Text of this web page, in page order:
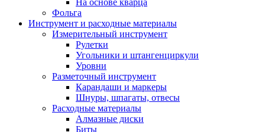
На основе кварца
Фольга
Инструмент и расходные материалы
Измерительный инструмент
Рулетки
Угольники и штангенциркули
Уровни
Разметочный инструмент
Карандаши и маркеры
Шнуры, шпагаты, отвесы
Расходные материалы
Алмазные диски
Биты